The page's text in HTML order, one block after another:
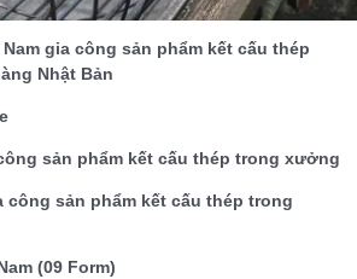
Nam gia công sản phẩm kết cấu thép
Nhật Bản
sản phẩm kết cấu thép trong xưởng
công sản phẩm kết cấu thép trong
(09 Form)